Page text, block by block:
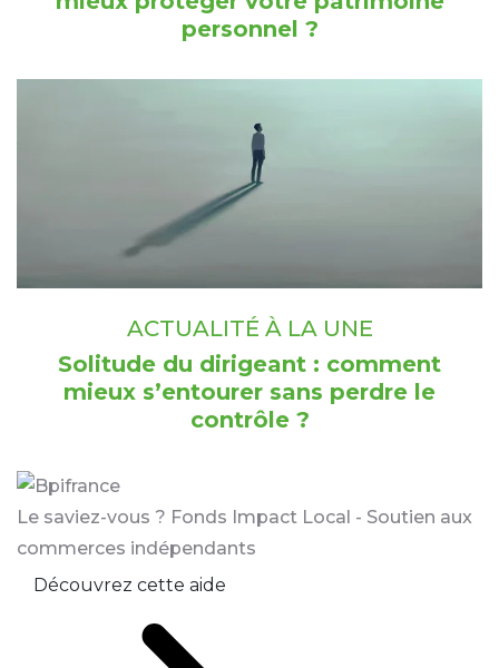
personnel ?
ACTUALITÉ À LA UNE
Solitude du dirigeant : comment
mieux s’entourer sans perdre le
contrôle ?
Le saviez-vous ? Fonds Impact Local - Soutien aux
commerces indépendants
Découvrez cette aide